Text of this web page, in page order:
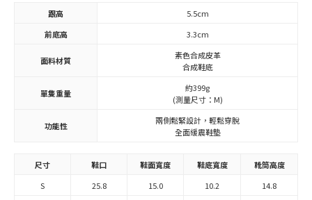
跟高
5.5cm
前底高
3.3cm
面料材質
素色合成皮革
合成鞋底
單隻重量
約399g
(測量尺寸：M)
功能性
兩側鬆緊設計，輕鬆穿脫
全面緩震鞋墊
尺寸 鞋口 鞋面寬度 鞋底寬度
靴筒高度
S
25.8 15.0 10.2
14.8